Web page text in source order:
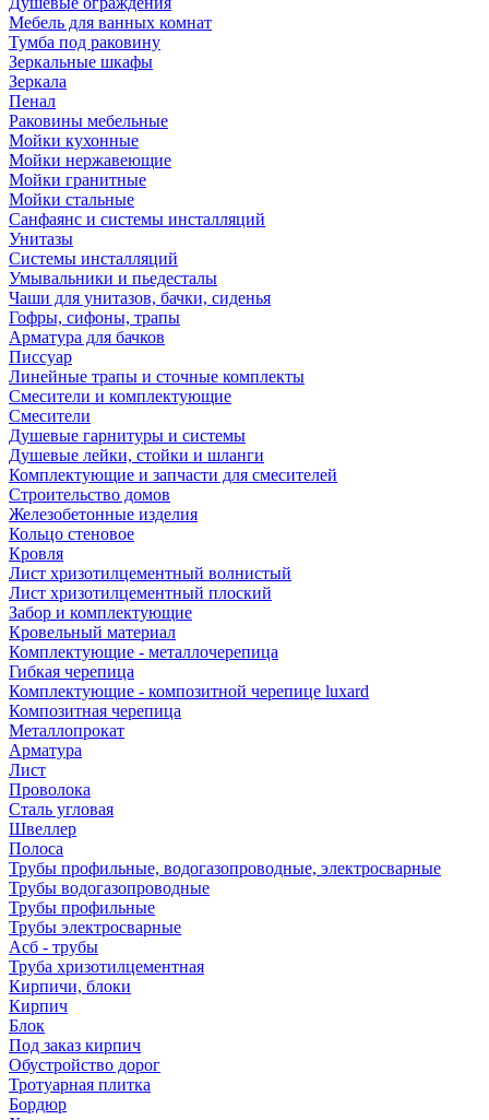
Мебель для ванных комнат
Тумба под раковину
Зеркальные шкафы
Зеркала
Пенал
Раковины мебельные
Мойки кухонные
Мойки нержавеющие
Мойки гранитные
Мойки стальные
Санфаянс и системы инсталляций
Унитазы
Системы инсталляций
Умывальники и пьедесталы
Чаши для унитазов, бачки, сиденья
Гофры, сифоны, трапы
Арматура для бачков
Писсуар
Линейные трапы и сточные комплекты
Смесители и комплектующие
Смесители
Душевые гарнитуры и системы
Душевые лейки, стойки и шланги
Комплектующие и запчасти для смесителей
Строительство домов
Железобетонные изделия
Кольцо стеновое
Кровля
Лист хризотилцементный волнистый
Лист хризотилцементный плоский
Забор и комплектующие
Кровельный материал
Комплектующие - металлочерепица
Гибкая черепица
Комплектующие - композитной черепице luxard
Композитная черепица
Металлопрокат
Арматура
Лист
Проволока
Сталь угловая
Швеллер
Полоса
Трубы профильные, водогазопроводные, электросварные
Трубы водогазопроводные
Трубы профильные
Трубы электросварные
Асб - трубы
Труба хризотилцементная
Кирпичи, блоки
Кирпич
Блок
Под заказ кирпич
Обустройство дорог
Тротуарная плитка
Бордюр